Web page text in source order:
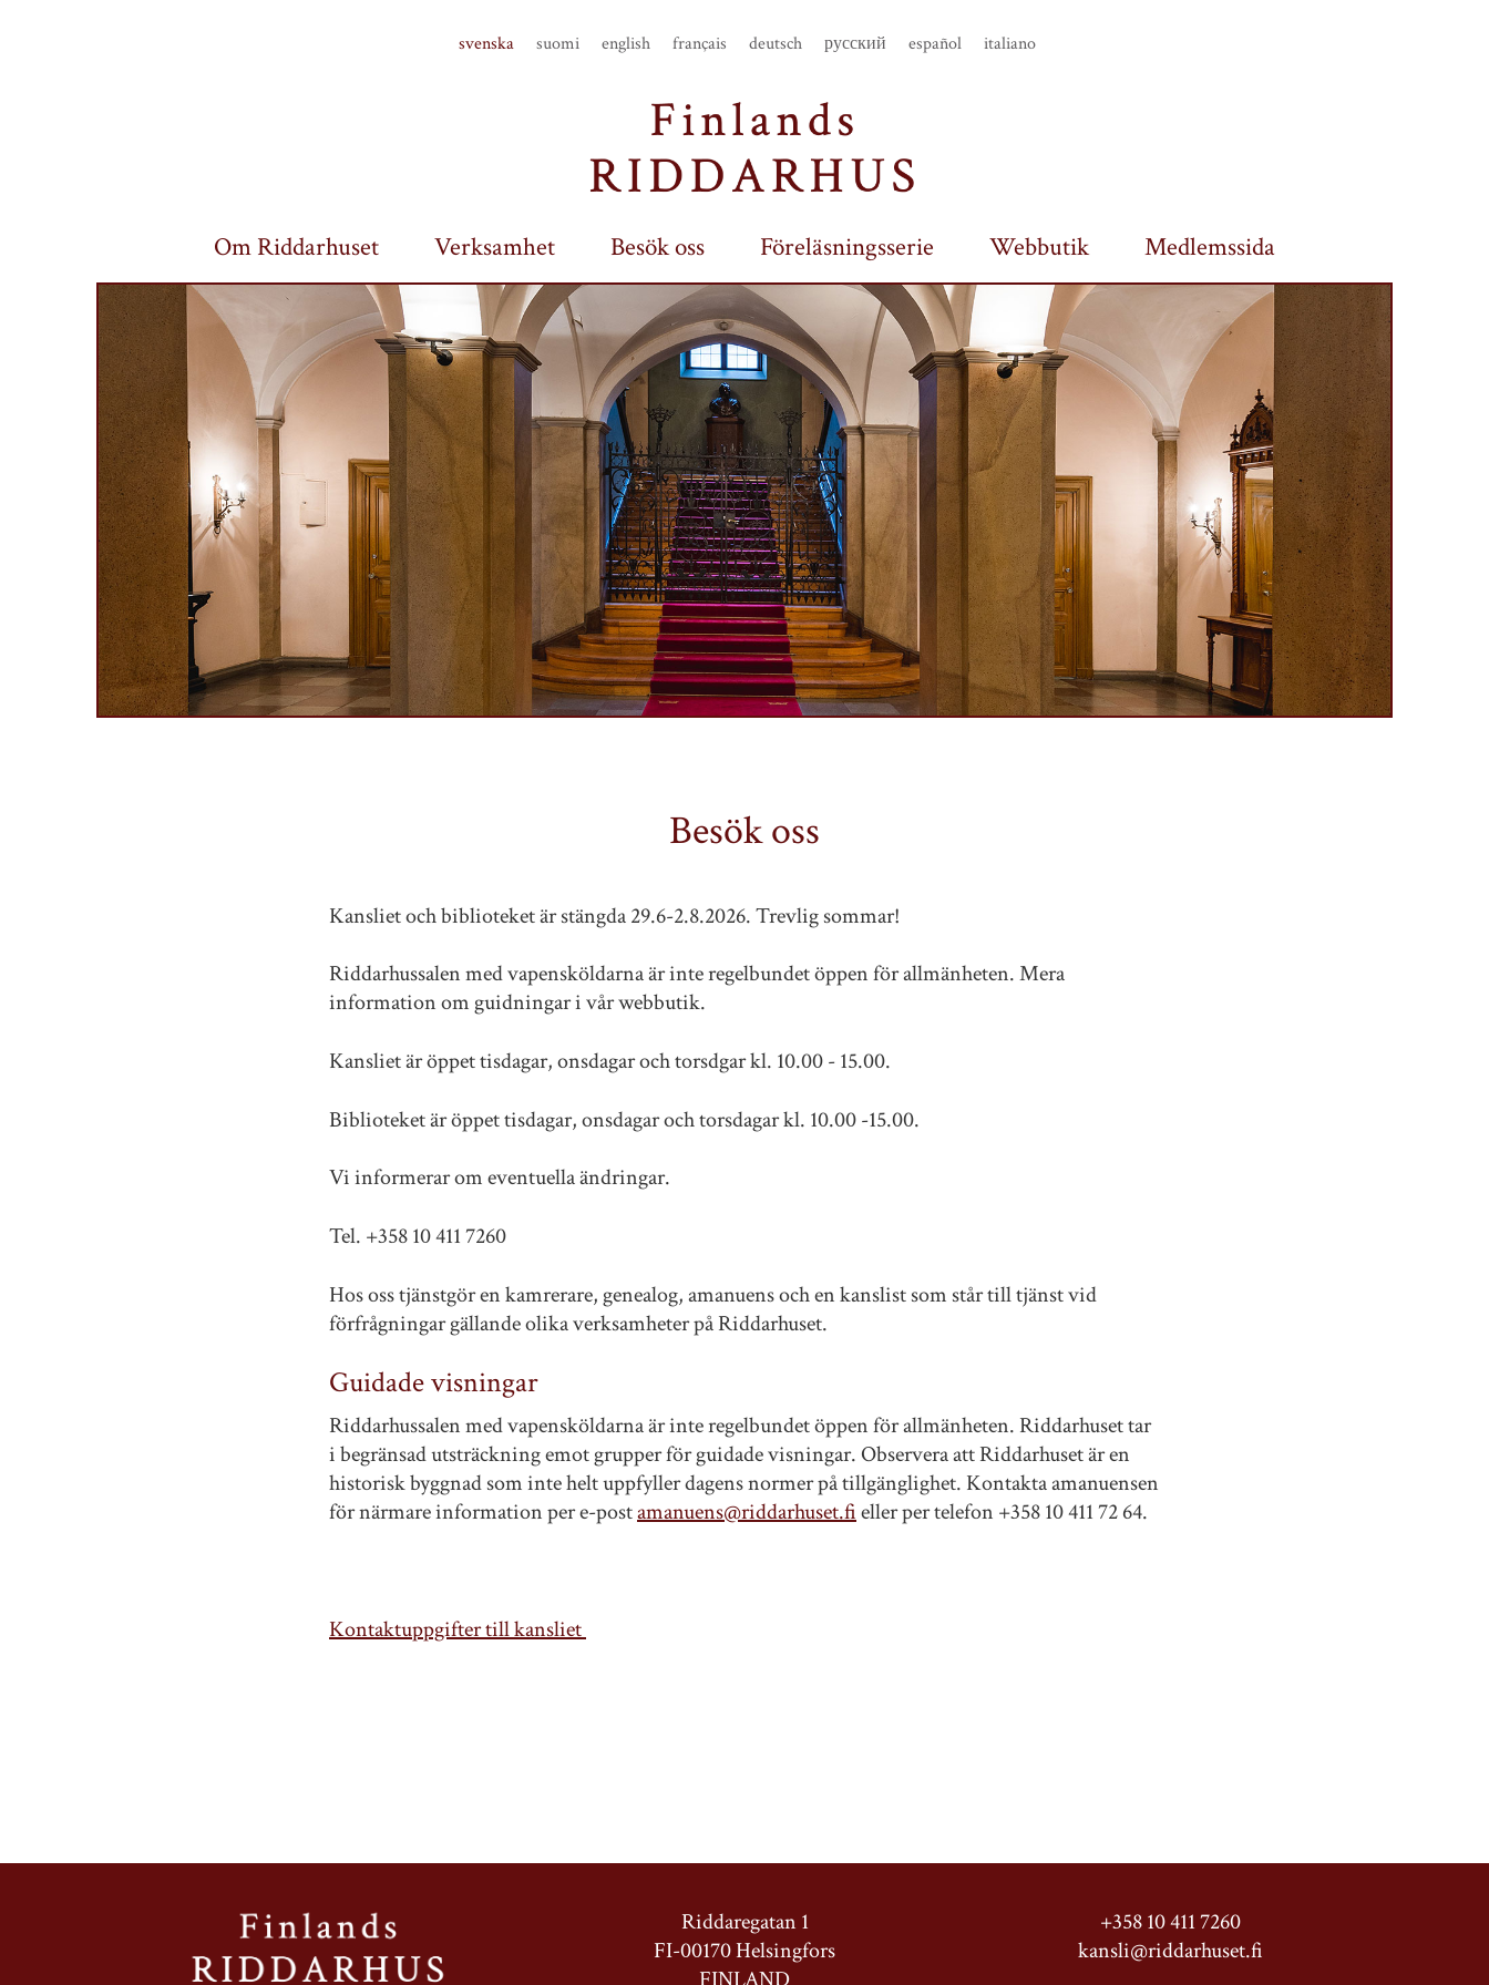
svenska suomi english français deutsch русский español italiano
Om Riddarhuset Verksamhet Besök oss Föreläsningsserie Webbutik Medlemssida
Besök oss
Kansliet och biblioteket är stängda 29.6-2.8.2026. Trevlig sommar!
Riddarhussalen med vapensköldarna är inte regelbundet öppen för allmänheten. Mera
information om guidningar i vår webbutik.
Kansliet är öppet tisdagar, onsdagar och torsdgar kl. 10.00 - 15.00.
Biblioteket är öppet tisdagar, onsdagar och torsdagar kl. 10.00 -15.00.
Vi informerar om eventuella ändringar.
Tel. +358 10 411 7260
Hos oss tjänstgör en kamrerare, genealog, amanuens och en kanslist som står till tjänst vid
förfrågningar gällande olika verksamheter på Riddarhuset.
Guidade visningar
Riddarhussalen med vapensköldarna är inte regelbundet öppen för allmänheten. Riddarhuset tar
i begränsad utsträckning emot grupper för guidade visningar. Observera att Riddarhuset är en
historisk byggnad som inte helt uppfyller dagens normer på tillgänglighet. Kontakta amanuensen
för närmare information per e-postamanuens@riddarhuset.fieller per telefon +358 10 411 72 64.
Kontaktuppgifter till kansliet
Riddaregatan 1
FI-00170 Helsingfors
FINLAND
+358 10 411 7260
kansli@riddarhuset.fi